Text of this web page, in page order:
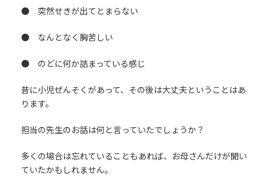
● 突然せきが出てとまらない
● なんとなく胸苦しい
● のどに何か詰まっている感じ
昔に小児ぜんそくがあって、その後は大丈夫ということはあ
ります。
担当の先生のお話は何と言っていたでしょうか？
多くの場合は忘れていることもあれば、お母さんだけが聞い
ていたかもしれません。